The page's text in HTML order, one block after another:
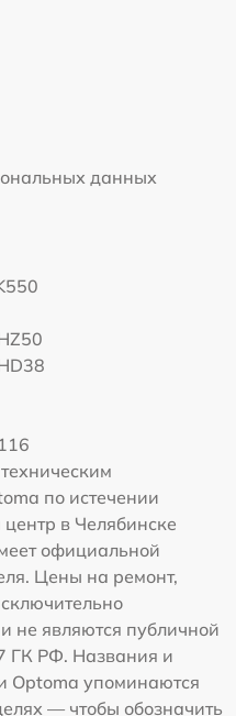
данных
по истечении
в Челябинске
официальной
Цены на ремонт,
не являются публичной
ГК РФ. Названия и
Optoma упоминаются
— чтобы обозначить